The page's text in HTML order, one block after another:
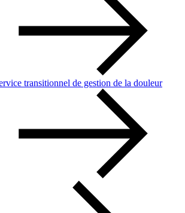
transitionnel de gestion de la douleur